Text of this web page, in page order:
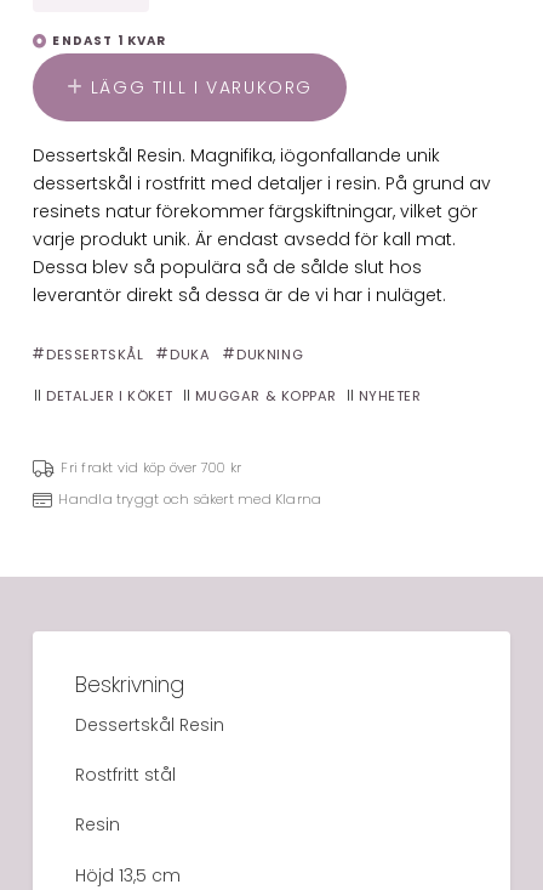
ENDAST 1 KVAR
LÄGG TILL I VARUKORG
Dessertskål Resin. Magnifika, iögonfallande unik
dessertskål i rostfritt med detaljer i resin. På grund av
resinets natur förekommer färgskiftningar, vilket gör
varje produkt unik. Är endast avsedd för kall mat.
Dessa blev så populära så de sålde slut hos
leverantör direkt så dessa är de vi har i nuläget.
DESSERTSKÅL DUKA DUKNING
DETALJER I KÖKET MUGGAR & KOPPAR NYHETER
Fri frakt vid köp över 700 kr
Handla tryggt och säkert med Klarna
Beskrivning
Dessertskål Resin
Rostfritt stål
Resin
Höjd 13,5 cm